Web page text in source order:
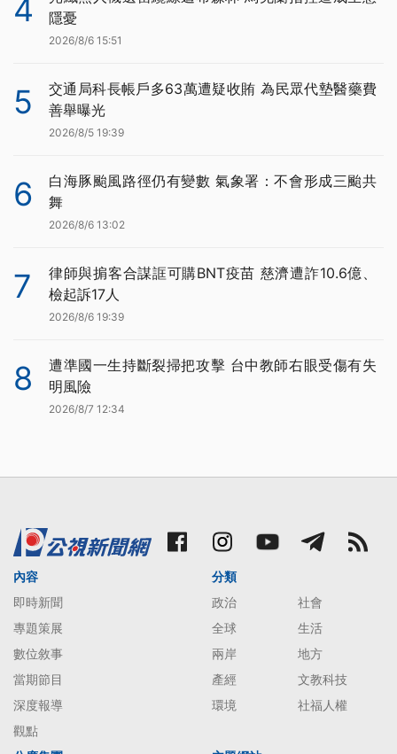
4
隱憂
2026/8/6 15:51
5
交通局科長帳戶多63萬遭疑收賄 為民眾代墊醫藥費
善舉曝光
2026/8/5 19:39
6
白海豚颱風路徑仍有變數 氣象署：不會形成三颱共
舞
2026/8/6 13:02
7
律師與掮客合謀誆可購BNT疫苗 慈濟遭詐10.6億、
檢起訴17人
2026/8/6 19:39
8
遭準國一生持斷裂掃把攻擊 台中教師右眼受傷有失
明風險
2026/8/7 12:34
內容
即時新聞
專題策展
數位敘事
當期節目
深度報導
觀點
分類
政治
社會
全球
生活
兩岸
地方
產經
文教科技
環境
社福人權